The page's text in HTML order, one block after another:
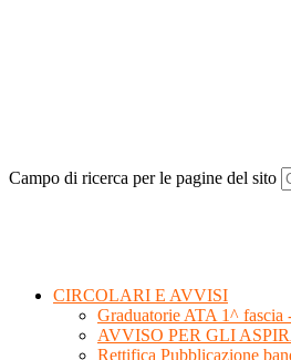
Campo di ricerca per le pagine del sito
CIRCOLARI E AVVISI
Graduatorie ATA 1^ fascia
AVVISO PER GLI
Rettifica Pubblicazione